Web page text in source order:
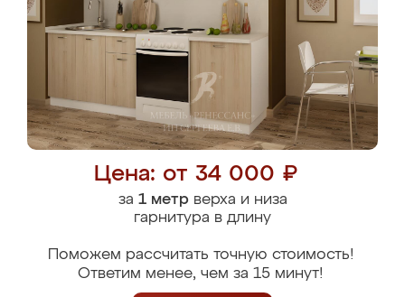
Цена: от 34 000 ₽
за 1 метрверха и низа
гарнитура в длину
Поможем рассчитать точную стоимость!
Ответим менее, чем за 15 минут!